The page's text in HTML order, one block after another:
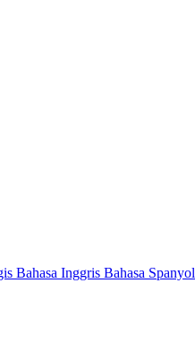
Bahasa Inggris Bahasa Spanyol